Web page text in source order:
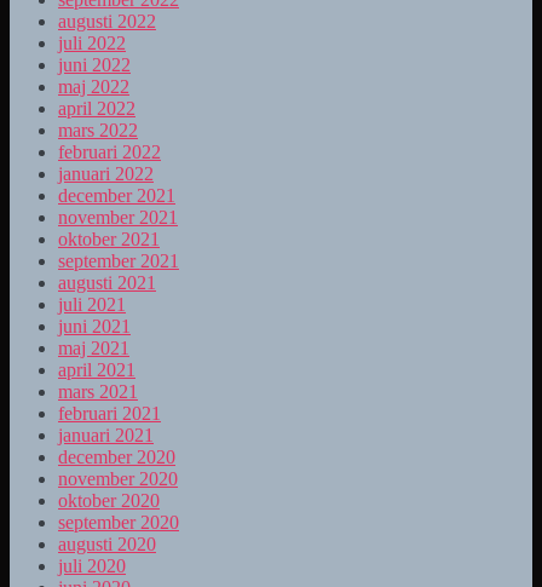
augusti 2022
juli 2022
juni 2022
maj 2022
april 2022
mars 2022
februari 2022
januari 2022
december 2021
november 2021
oktober 2021
september 2021
augusti 2021
juli 2021
juni 2021
maj 2021
april 2021
mars 2021
februari 2021
januari 2021
december 2020
november 2020
oktober 2020
september 2020
augusti 2020
juli 2020